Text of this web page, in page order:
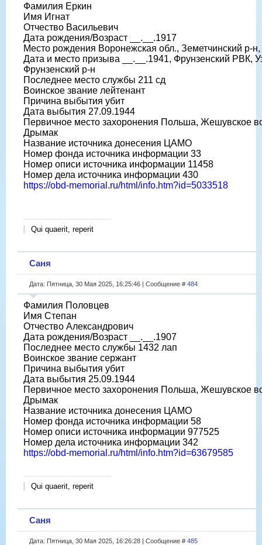
Фамилия Еркин
Имя Игнат
Отчество Васильевич
Дата рождения/Возраст __.__.1917
Место рождения Воронежская обл., Земетчинский р-
Дата и место призыва __.__.1941, Фрунзенский РВК,
Фрунзенский р-н
Последнее место службы 211 сд
Воинское звание лейтенант
Причина выбытия убит
Дата выбытия 27.09.1944
Первичное место захоронения Польша, Жешувское
Дрымак
Название источника донесения ЦАМО
Номер фонда источника информации 33
Номер описи источника информации 11458
Номер дела источника информации 430
https://obd-memorial.ru/html/info.htm?id=5033518
Qui quaerit, reperit
Саня
Дата: Пятница, 30 Мая 2025, 16:25:46 | Сообщение # 484
Фамилия Половцев
Имя Степан
Отчество Александрович
Дата рождения/Возраст __.__.1907
Последнее место службы 1432 лап
Воинское звание сержант
Причина выбытия убит
Дата выбытия 25.09.1944
Первичное место захоронения Польша, Жешувское
Дрымак
Название источника донесения ЦАМО
Номер фонда источника информации 58
Номер описи источника информации 977525
Номер дела источника информации 342
https://obd-memorial.ru/html/info.htm?id=63679585
Qui quaerit, reperit
Саня
Дата: Пятница, 30 Мая 2025, 16:26:28 | Сообщение # 485